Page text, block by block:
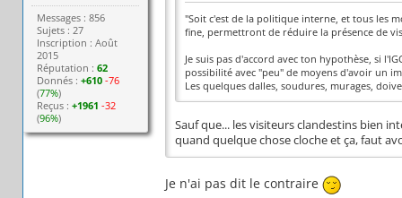
Messages : 856
Sujets : 27
Inscription : Août
2015
Réputation :62
Donnés :+610 -76
(77%)
Reçus :+1961 -32
(96%)
"Soit c'est de la politique interne, et tous les
fine, permettront de réduire la présence de
Je suis pas d'accord avec ton hypothèse, si
possibilité avec "peu" de moyens d'avoir un
Les quelques dalles, soudures, murages,
Sauf que... les visiteurs clandestins bien
quand quelque chose cloche et ça, faut
Je n'ai pas dit le contraire